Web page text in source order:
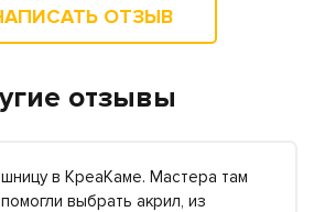
ОТЗЫВ
отзывы
в КреаКаме. Мастера там
выбрать акрил, из